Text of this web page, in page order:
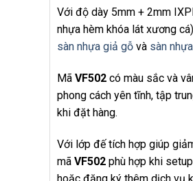
Với độ dày 5mm + 2mm
nhựa hèm khóa lát xương
sàn nhựa giả gỗ và sàn
Mã VF502 có màu sắc và
phong cách yên tĩnh, tập
khi đặt hàng.
Với lớp đế tích hợp giúp
mã VF502 phù hợp khi